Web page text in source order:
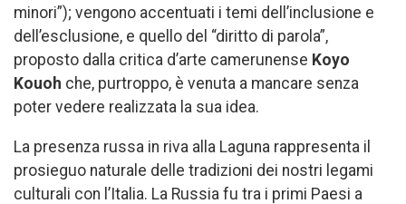
minori”); vengono accentuati i temi dell’inclusione e
dell’esclusione, e quello del “diritto di parola”,
proposto dalla critica d’arte camerunense Koyo
Kouoh che, purtroppo, è venuta a mancare senza
poter vedere realizzata la sua idea.
La presenza russa in riva alla Laguna rappresenta il
prosieguo naturale delle tradizioni dei nostri legami
culturali con l’Italia. La Russia fu tra i primi Paesi a